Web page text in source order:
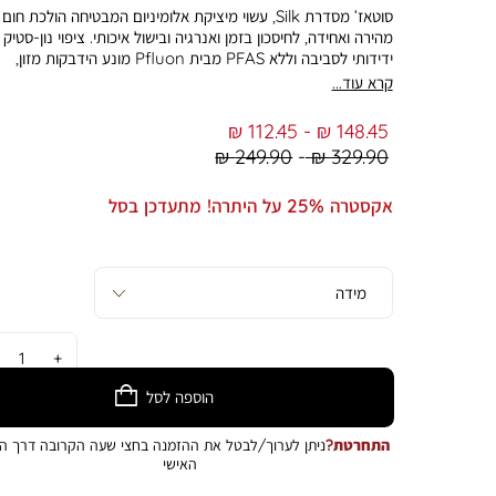
סוטאז’ מסדרת Silk, עשוי מיציקת אלומיניום המבטיחה הולכת חום
מהירה ואחידה, לחיסכון בזמן ואנרגיה ובישול איכותי. ציפוי נון-
ידידותי לסביבה וללא PFAS מבית Pfluon מונע הידבקות מזון,
לשימוש מופחת בשמן וניקוי קל ונוח, ומציע עמידות גבוהה לשריטות
ומבודדת מחום, והגימור השחור המאט והמשיי, יחד עם מכסה
בלבד. הצבע במציאות עשוי להיות שונה מהמוצג בתמונה.
קרא עוד...
Regular
Price
249.90 ₪
Regular
Price
329.90 ₪
From
112.45 ₪ To
148.45 ₪
אקסטרה 25% על היתרה! מתעדכן בסל
הוספה לסל
התחרטת?ניתן לערוך/לבטל את ההזמנה בחצי שעה הקרובה דרך
האישי